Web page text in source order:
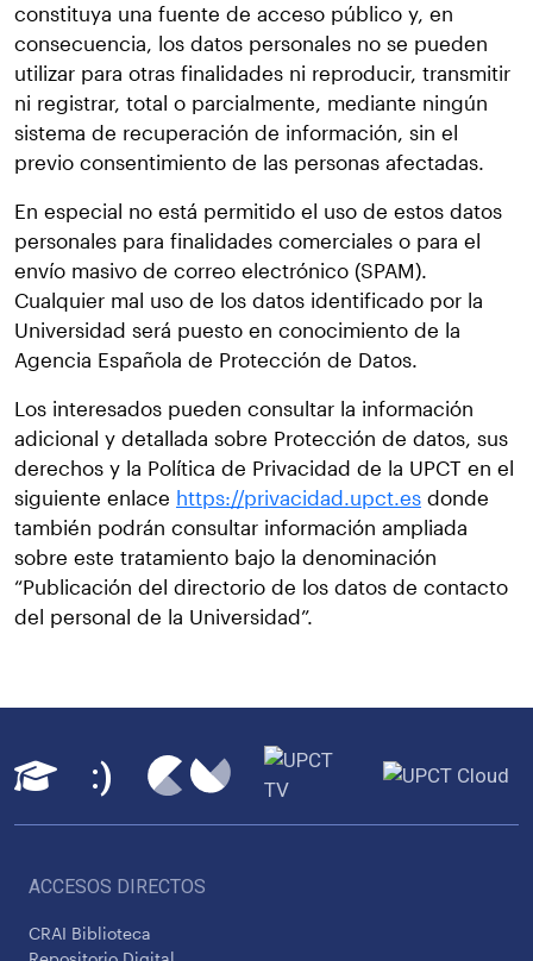
constituya una fuente de acceso público y, en
consecuencia, los datos personales no se pueden
utilizar para otras finalidades ni reproducir, transmitir
ni registrar, total o parcialmente, mediante ningún
sistema de recuperación de información, sin el
previo consentimiento de las personas afectadas.
En especial no está permitido el uso de estos datos
personales para finalidades comerciales o para el
envío masivo de correo electrónico (SPAM).
Cualquier mal uso de los datos identificado por la
Universidad será puesto en conocimiento de la
Agencia Española de Protección de Datos.
Los interesados pueden consultar la información
adicional y detallada sobre Protección de datos, sus
derechos y la Política de Privacidad de la UPCT en el
siguiente enlace https://privacidad.upct.es donde
también podrán consultar información ampliada
sobre este tratamiento bajo la denominación
“Publicación del directorio de los datos de contacto
del personal de la Universidad”.
ACCESOS DIRECTOS
CRAI Biblioteca